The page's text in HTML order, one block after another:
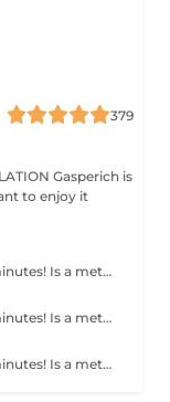
379
Gasperich is
to enjoy it
Get smooth skin for a long time in just 30 minutes! Is a method of hair removal when your hair is pulled out with warm wax with the hair follicle. How is wax epilation done? - preparation is performed - wax is applied - depilation is performed - wax residue is removed Age restrictions: recommended to do from 14 years. Post procedure recommendations: do not take hot bath, do not visit sauna, do not swim in the pool for 12 hours after the procedure - it can cause irritation. Frequency: once in 4 weeks.
Get smooth skin for a long time in just 30 minutes! Is a method of hair removal when your hair is pulled out with warm wax with the hair follicle. How is wax epilation done? - preparation is performed - wax is applied - depilation is performed - wax residue is removed Age restrictions: recommended to do from 14 years. Post procedure recommendations: do not take hot bath, do not visit sauna, do not swim in the pool for 12 hours after the procedure - it can cause irritation. Frequency: once in 4 weeks.
Get smooth skin for a long time in just 30 minutes! Is a method of hair removal when your hair is pulled out with warm wax with the hair follicle. How is wax epilation done? - preparation is performed - wax is applied - depilation is performed - wax residue is removed Age restrictions: recommended to do from 14 years. Post procedure recommendations: do not take hot bath, do not visit sauna, do not swim in the pool for 12 hours after the procedure - it can cause irritation. Frequency: once in 4 weeks.